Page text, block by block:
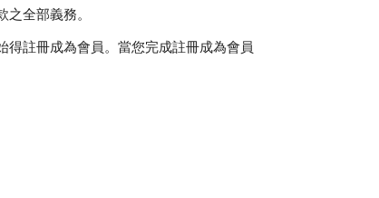
全部義務。
註冊成為會員。當您完成註冊成為會員